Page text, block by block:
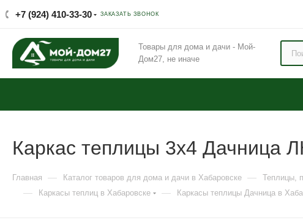
+7 (924) 410-33-30 ЗАКАЗАТЬ ЗВОНОК
Товары для дома и дачи - Мой-
Дом27, не иначе
Каркас теплицы 3х4 Дачница
Главная — Каталог товаров для дома и дачи в Хабаровске — Теплицы,
— Каркасы теплиц в Хабаровске — Каркасы теплицы Дачница в